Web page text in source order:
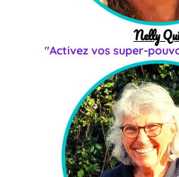
Nelly
"Activez vos super-